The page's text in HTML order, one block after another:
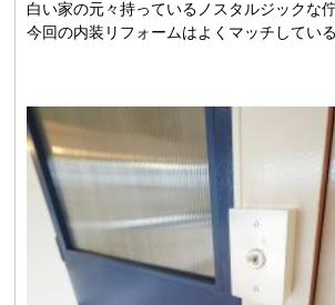
白い家の元々持っているノスタルジックな
今回の内装リフォームはよくマッチしてい